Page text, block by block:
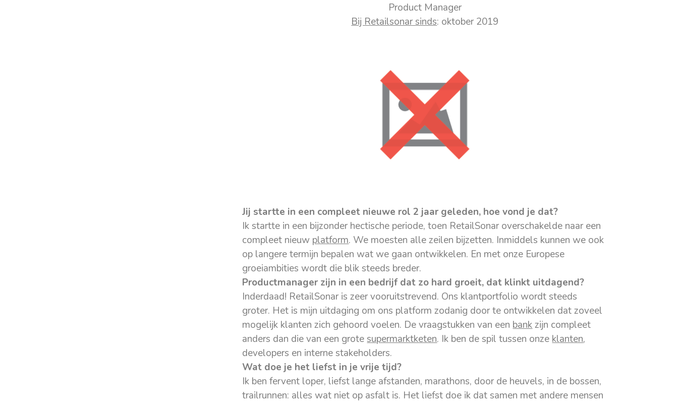
Product Manager
Bij Retailsonar sinds: oktober 2019
Jij startte in een compleet nieuwe rol 2 jaar geleden, hoe vond je dat?
Ik startte in een bijzonder hectische periode, toen RetailSonar overschakelde naar een
compleet nieuw platform. We moesten alle zeilen bijzetten. Inmiddels kunnen we ook
op langere termijn bepalen wat we gaan ontwikkelen. En met onze Europese
groeiambities wordt die blik steeds breder.
Productmanager zijn in een bedrijf dat zo hard groeit, dat klinkt uitdagend?
Inderdaad! RetailSonar is zeer vooruitstrevend. Ons klantportfolio wordt steeds
groter. Het is mijn uitdaging om ons platform zodanig door te ontwikkelen dat zoveel
mogelijk klanten zich gehoord voelen. De vraagstukken van een bankzijn compleet
anders dan die van een grotesupermarktketen. Ik ben de spil tussen onze klanten,
developers en interne stakeholders.
Wat doe je het liefst in je vrije tijd?
Ik ben fervent loper, liefst lange afstanden, marathons, door de heuvels, in de bossen,
trailrunnen: alles wat niet op asfalt is. Het liefst doe ik dat samen met andere mensen